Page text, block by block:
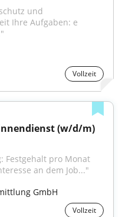
und
Ihre Aufgaben: e
Vollzeit
(w/d/m)
Festgehalt pro Monat
an dem Job..."
GmbH
Vollzeit